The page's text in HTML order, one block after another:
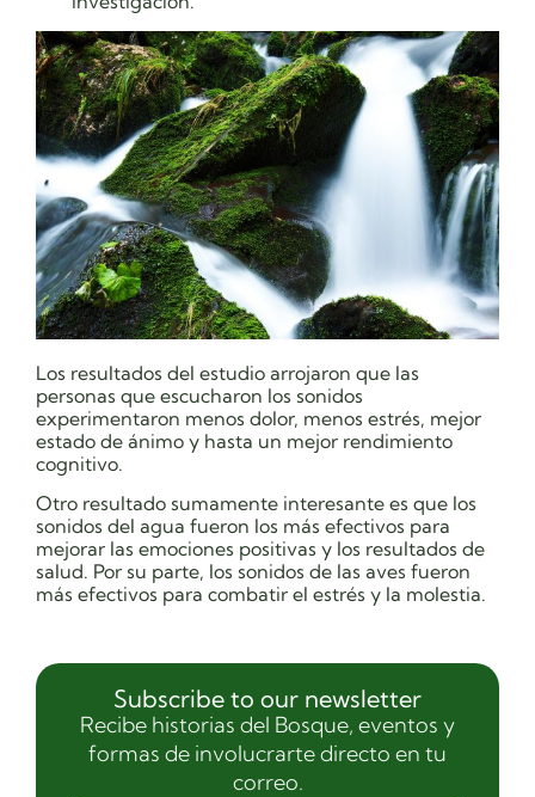
Los resultados del estudio arrojaron que las
personas que escucharon los sonidos
experimentaron menos dolor, menos estrés, mejor
estado de ánimo y hasta un mejor rendimiento
cognitivo.
Otro resultado sumamente interesante es que los
sonidos del agua fueron los más efectivos para
mejorar las emociones positivas y los resultados de
salud. Por su parte, los sonidos de las aves fueron
más efectivos para combatir el estrés y la molestia.
Subscribe to our newsletter
Recibe historias del Bosque, eventos y
formas de involucrarte directo en tu
correo.